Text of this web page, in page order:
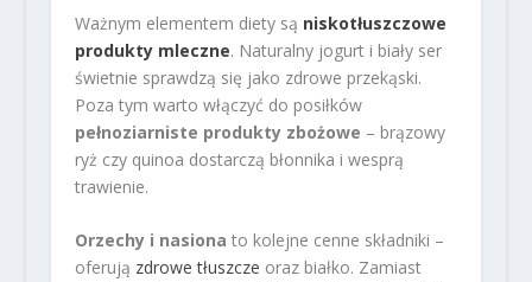
Ważnym elementem diety są niskotłuszczowe
produkty mleczne. Naturalny jogurt i biały ser
świetnie sprawdzą się jako zdrowe przekąski.
Poza tym warto włączyć do posiłków
pełnoziarniste produkty zbożowe – brązowy
ryż czy quinoa dostarczą błonnika i wesprą
trawienie.
Orzechy i nasiona to kolejne cenne składniki –
oferują zdrowe tłuszcze oraz białko. Zamiast